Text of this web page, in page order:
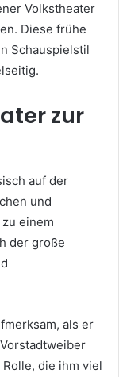
Volkstheater
Diese frühe
Schauspielstil
zur
auf der
und
einem
der große
als er
die ihm viel